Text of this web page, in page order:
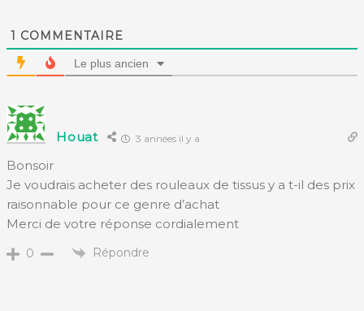
1 COMMENTAIRE
Le plus ancien
Houat 3 années il y a
Bonsoir
Je voudrais acheter des rouleaux de tissus y a t-il des prix
raisonnable pour ce genre d’achat
Merci de votre réponse cordialement
0 Répondre